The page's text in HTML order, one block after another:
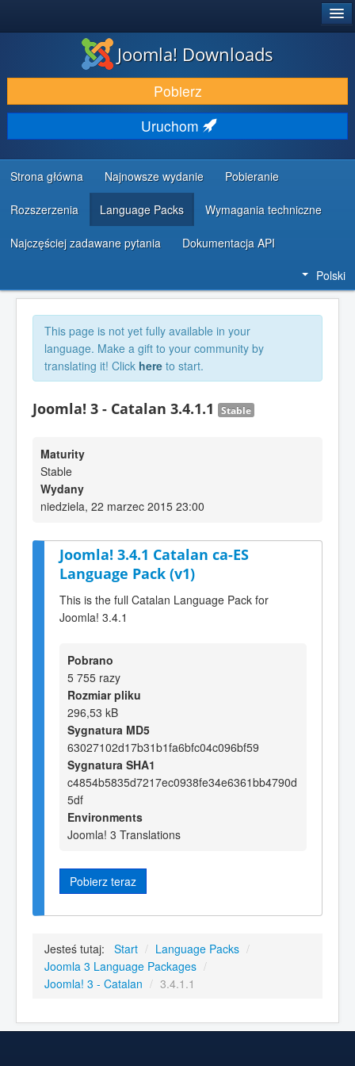
DODATKI I ROZSZERZENIA
ODKRYJ & POZNAJ
SPOŁECZNOŚĆ & WSPARCIE
ZASOBY DLA PROGRAMISTÓW
Joomla! Downloads
Pobierz
Uruchom
Strona główna Najnowsze wydanie Pobieranie
Rozszerzenia Language Packs Wymagania techniczne
Najczęściej zadawane pytania Dokumentacja API
Polski
This page is not yet fully available in your
language. Make a gift to your community by
translating it! Click here to start.
Joomla! 3 - Catalan 3.4.1.1 Stable
Maturity
Stable
Wydany
niedziela, 22 marzec 2015 23:00
Joomla! 3.4.1 Catalan ca-ES
Language Pack (v1)
This is the full Catalan Language Pack for
Joomla! 3.4.1
Pobrano
5 755 razy
Rozmiar pliku
296,53 kB
Sygnatura MD5
63027102d17b31b1fa6bfc04c096bf59
Sygnatura SHA1
c4854b5835d7217ec0938fe34e6361bb4790d
5df
Environments
Joomla! 3 Translations
Pobierz teraz
Jesteś tutaj: Start / Language Packs /
Joomla 3 Language Packages /
Joomla! 3 - Catalan / 3.4.1.1